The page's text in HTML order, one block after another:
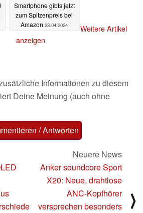
Smartphone gibts jetzt
zum Spitzenpreis bei
Amazon 23.04.2024
Weitere Artikel
anzeigen
Informationen zu diesem
Deine Meinung (auch ohne
/ Antworten
Neuere News
Anker soundcore Sport
X20: Neue, drahtlose
ANC-Kopfhörer
versprechen besonders
⟩